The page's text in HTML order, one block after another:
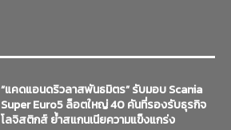
“แคดแอนดริวลาสพันธมิตร” รับมอบ Scania
Super Euro5 ล็อตใหญ่ 40 คันที่รองรับธุรกิจ
โลจิสติกส์ ย้ำสแกนเนียความแข็งแกร่ง